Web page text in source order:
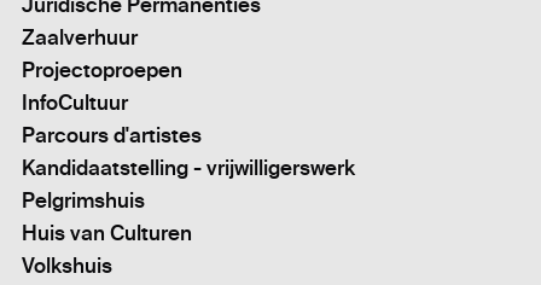
Juridische Permanenties
Zaalverhuur
Projectoproepen
InfoCultuur
Parcours d'artistes
Kandidaatstelling - vrijwilligerswerk
Pelgrimshuis
Huis van Culturen
Volkshuis